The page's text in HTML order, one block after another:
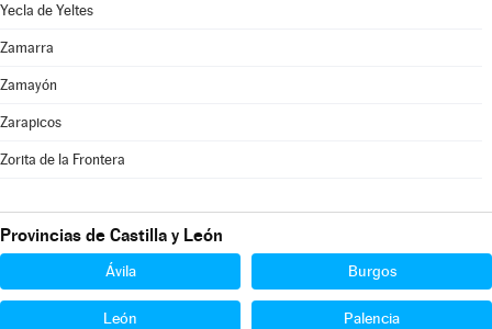
Yecla de Yeltes
Zamarra
Zamayón
Zarapicos
Zorita de la Frontera
Provincias de Castilla y León
Ávila Burgos
León Palencia